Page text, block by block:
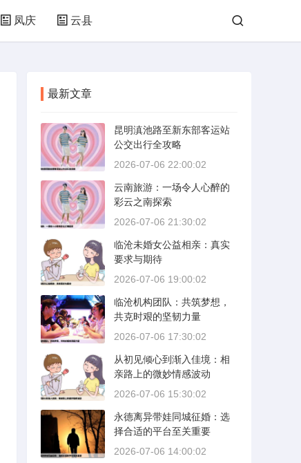
凤庆 云县
最新文章
昆明滇池路至新东部客运站
公交出行全攻略
2026-07-06 22:00:02
云南旅游：一场令人心醉的
彩云之南探索
2026-07-06 21:30:02
临沧未婚女公益相亲：真实
要求与期待
2026-07-06 19:00:02
临沧机构团队：共筑梦想，
共克时艰的坚韧力量
2026-07-06 17:30:02
从初见倾心到渐入佳境：相
亲路上的微妙情感波动
2026-07-06 15:30:02
永德离异带娃同城征婚：选
择合适的平台至关重要
2026-07-06 14:00:02